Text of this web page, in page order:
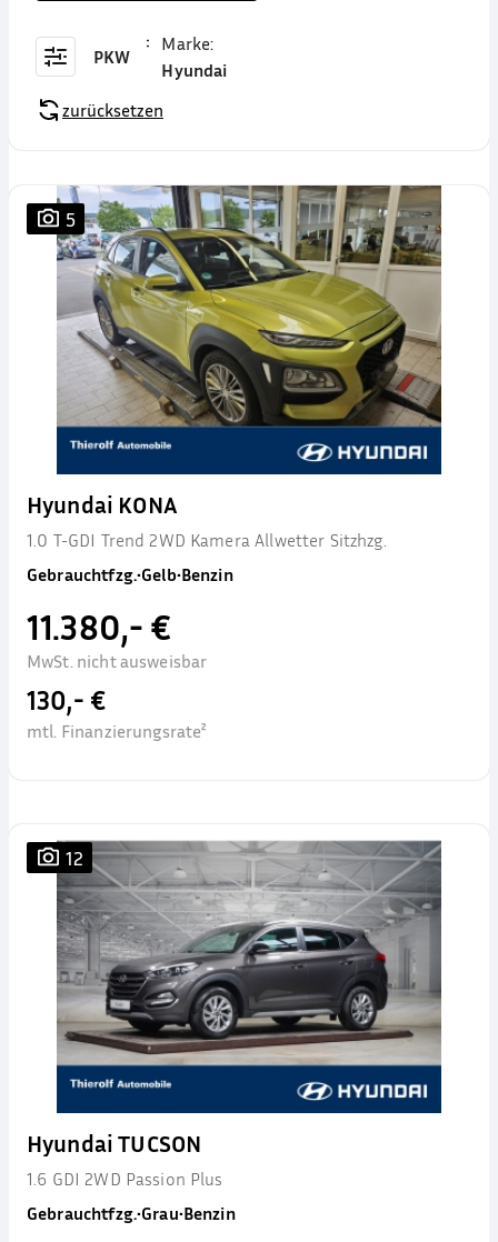
PKW
Marke:
Hyundai
zurücksetzen
5
Hyundai KONA
1.0 T-GDI Trend 2WD Kamera Allwetter Sitzhzg.
Gebrauchtfzg.•Gelb•Benzin
11.380,- €
MwSt. nicht ausweisbar
130,- €
mtl. Finanzierungsrate²
12
Hyundai TUCSON
1.6 GDI 2WD Passion Plus
Gebrauchtfzg.•Grau•Benzin